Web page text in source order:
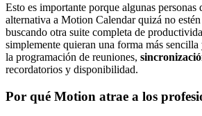
Esto es importante porque algunas personas
alternativa a Motion Calendar quizá no estén
buscando otra suite completa de
simplemente quieran una forma más
la programación de reuniones,
recordatorios y disponibilidad.
Por qué Motion atrae a los